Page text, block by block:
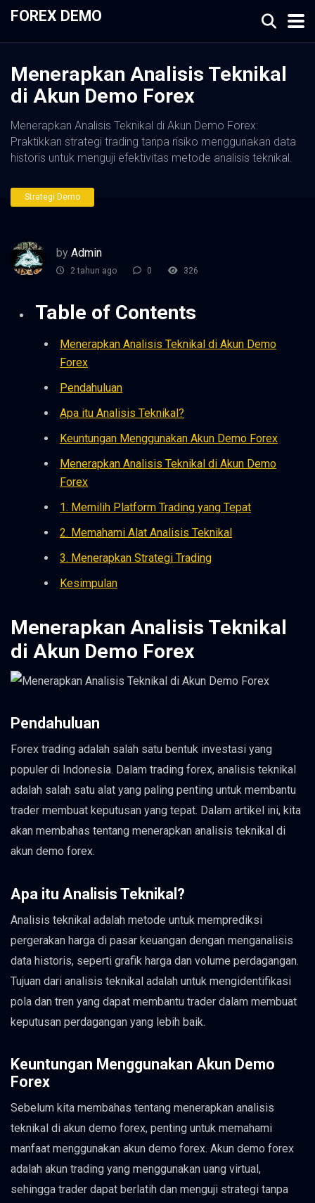
FOREX DEMO
Menerapkan Analisis Teknikal
di Akun Demo Forex
Menerapkan Analisis Teknikal di Akun Demo Forex:
Praktikkan strategi trading tanpa risiko menggunakan data
historis untuk menguji efektivitas metode analisis teknikal.
Strategi Demo
by Admin
2 tahun ago 0 326
Table of Contents
Menerapkan Analisis Teknikal di Akun Demo
Forex
Pendahuluan
Apa itu Analisis Teknikal?
Keuntungan Menggunakan Akun Demo Forex
Menerapkan Analisis Teknikal di Akun Demo
Forex
1. Memilih Platform Trading yang Tepat
2. Memahami Alat Analisis Teknikal
3. Menerapkan Strategi Trading
Kesimpulan
Menerapkan Analisis Teknikal
di Akun Demo Forex
Pendahuluan
Forex trading adalah salah satu bentuk investasi yang
populer di Indonesia. Dalam trading forex, analisis teknikal
adalah salah satu alat yang paling penting untuk membantu
trader membuat keputusan yang tepat. Dalam artikel ini, kita
akan membahas tentang menerapkan analisis teknikal di
akun demo forex.
Apa itu Analisis Teknikal?
Analisis teknikal adalah metode untuk memprediksi
pergerakan harga di pasar keuangan dengan menganalisis
data historis, seperti grafik harga dan volume perdagangan.
Tujuan dari analisis teknikal adalah untuk mengidentifikasi
pola dan tren yang dapat membantu trader dalam membuat
keputusan perdagangan yang lebih baik.
Keuntungan Menggunakan Akun Demo
Forex
Sebelum kita membahas tentang menerapkan analisis
teknikal di akun demo forex, penting untuk memahami
manfaat menggunakan akun demo forex. Akun demo forex
adalah akun trading yang menggunakan uang virtual,
sehingga trader dapat berlatih dan menguji strategi tanpa